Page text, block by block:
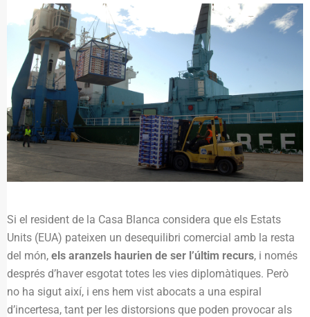
Si el resident de la Casa Blanca considera que els Estats
Units (EUA) pateixen un desequilibri comercial amb la resta
del món, els aranzels haurien de ser l’últim recurs, i només
després d’haver esgotat totes les vies diplomàtiques. Però
no ha sigut així, i ens hem vist abocats a una espiral
d’incertesa, tant per les distorsions que poden provocar als